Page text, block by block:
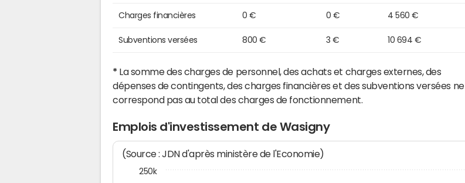
Charges financières 0 € 0 € 4 560 €
Subventions versées 800 € 3 € 10 694 €
* La somme des charges de personnel, des achats et charges externes, des
dépenses de contingents, des charges financières et des subventions versées ne
correspond pas au total des charges de fonctionnement.
Emplois d'investissement de Wasigny
(Source : JDN d'après ministère de l'Economie)
250k